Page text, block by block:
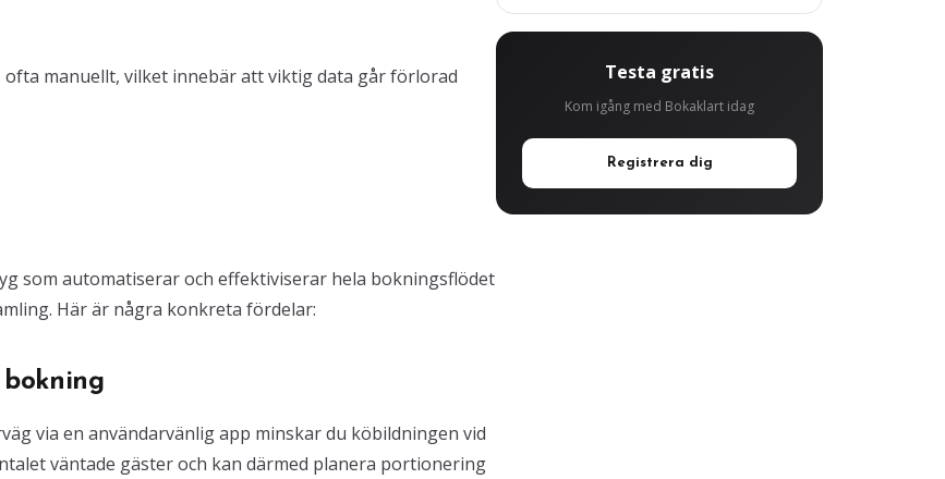
manuellt, vilket innebär att viktig data går förlorad
som automatiserar och effektiviserar hela bokningsflödet
Här är några konkreta fördelar:
via en användarvänlig app minskar du köbildningen vid
väntade gäster och kan därmed planera portionering
Testa gratis
Kom igång med Bokaklart idag
Registrera dig